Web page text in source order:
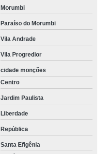
Morumbi
Paraíso do Morumbi
Vila Andrade
Vila Progredior
cidade monções
Centro
Jardim Paulista
Liberdade
República
Santa Efigênia